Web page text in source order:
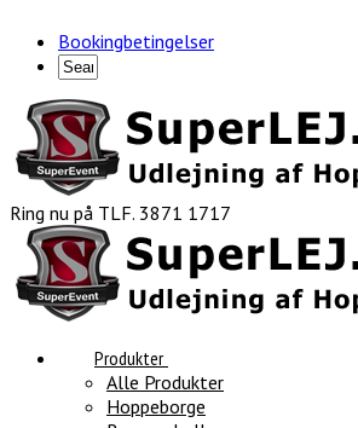
Bookingbetingelser
Ring nu på TLF. 3871 1717
Produkter
Alle Produkter
Hoppeborge